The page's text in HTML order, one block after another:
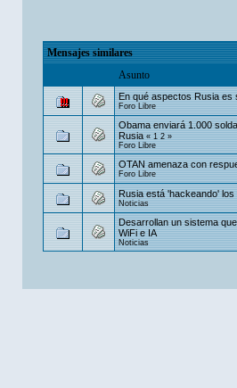
Mensajes similares
Asunto
En qué aspectos Rusia es
Foro Libre
Obama enviará 1.000
Rusia «1 2»
Foro Libre
OTAN amenaza con
Foro Libre
Rusia está 'hackeando'
Noticias
Desarrollan un sistema
WiFi e IA
Noticias